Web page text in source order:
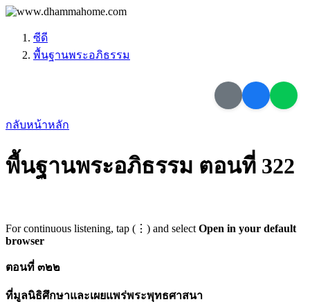
ซีดี
พื้นฐานพระอภิธรรม
กลับหน้าหลัก
พื้นฐานพระอภิธรรม ตอนที่ 322
For continuous listening, tap (⋮) and select Open in your default
browser
ตอนที่ ๓๒๒
ที่มูลนิธิศึกษาและเผยแพร่พระพุทธศาสนา